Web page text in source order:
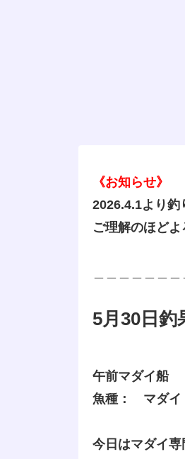
《お知らせ》
2026.4.1より釣
ご理解のほど
5月30日釣
午前マダイ船
魚種： マダ
今日はマダイ